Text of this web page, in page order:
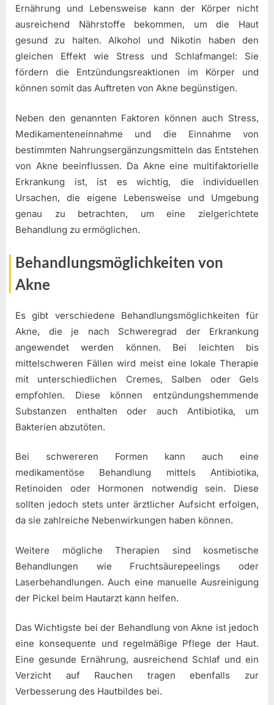
Ernährung und Lebensweise kann der Körper nicht
ausreichend Nährstoffe bekommen, um die Haut
gesund zu halten. Alkohol und Nikotin haben den
gleichen Effekt wie Stress und Schlafmangel: Sie
fördern die Entzündungsreaktionen im Körper und
können somit das Auftreten von Akne begünstigen.
Neben den genannten Faktoren können auch Stress,
Medikamenteneinnahme und die Einnahme von
bestimmten Nahrungsergänzungsmitteln das Entstehen
von Akne beeinflussen. Da Akne eine multifaktorielle
Erkrankung ist, ist es wichtig, die individuellen
Ursachen, die eigene Lebensweise und Umgebung
genau zu betrachten, um eine zielgerichtete
Behandlung zu ermöglichen.
Behandlungsmöglichkeiten von
Akne
Es gibt verschiedene Behandlungsmöglichkeiten für
Akne, die je nach Schweregrad der Erkrankung
angewendet werden können. Bei leichten bis
mittelschweren Fällen wird meist eine lokale Therapie
mit unterschiedlichen Cremes, Salben oder Gels
empfohlen. Diese können entzündungshemmende
Substanzen enthalten oder auch Antibiotika, um
Bakterien abzutöten.
Bei schwereren Formen kann auch eine
medikamentöse Behandlung mittels Antibiotika,
Retinoiden oder Hormonen notwendig sein. Diese
sollten jedoch stets unter ärztlicher Aufsicht erfolgen,
da sie zahlreiche Nebenwirkungen haben können.
Weitere mögliche Therapien sind kosmetische
Behandlungen wie Fruchtsäurepeelings oder
Laserbehandlungen. Auch eine manuelle Ausreinigung
der Pickel beim Hautarzt kann helfen.
Das Wichtigste bei der Behandlung von Akne ist jedoch
eine konsequente und regelmäßige Pflege der Haut.
Eine gesunde Ernährung, ausreichend Schlaf und ein
Verzicht auf Rauchen tragen ebenfalls zur
Verbesserung des Hautbildes bei.